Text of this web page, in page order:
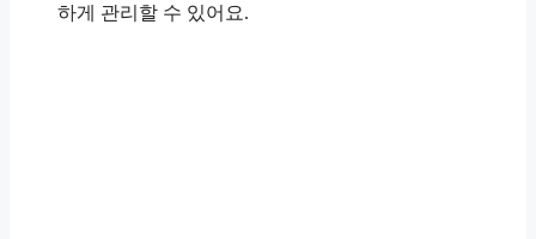
하게 관리할 수 있어요.